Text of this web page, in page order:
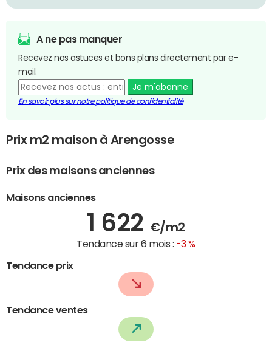
A ne pas manquer
Recevez nos astuces et bons plans directement par e-
mail.
Je m'abonne
En savoir plus sur notre politique de confidentialité
Prix m2 maison à Arengosse
Prix des maisons anciennes
Maisons anciennes
1 622 €/m2
Tendance sur 6 mois : -3 %
Tendance prix
Tendance ventes